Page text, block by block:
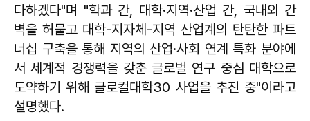
다하겠다"며 "학과 간, 대학·지역·산업 간, 국내외 간
벽을 허물고 대학-지자체-지역 산업계의 탄탄한 파트
너십 구축을 통해 지역의 산업·사회 연계 특화 분야에
서 세계적 경쟁력을 갖춘 글로벌 연구 중심 대학으로
도약하기 위해 글로컬대학30 사업을 추진 중"이라고
설명했다.